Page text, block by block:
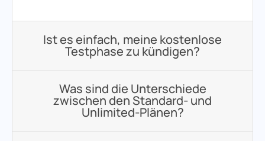
Ist es einfach, meine kostenlose
Testphase zu kündigen?
Was sind die Unterschiede
zwischen den Standard- und
Unlimited-Plänen?